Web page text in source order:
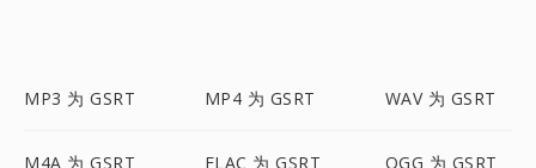
MP3 为 GSRT MP4 为 GSRT WAV 为 GSRT
M4A 为 GSRT FLAC 为 GSRT OGG 为 GSRT